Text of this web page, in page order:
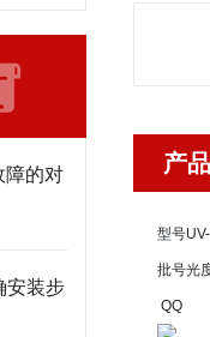
障的对
安装步
产
型号
批号光
QQ